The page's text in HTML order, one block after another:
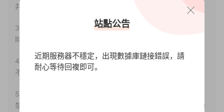
并合法使用。
3.如果本站有侵犯、不妥之處的資源，請聯系我們。将會第一
時間解決！
4.本站部分内容均由互聯網收集整理，僅供大家參考、學習，
不存在任何商業目的與商業用途。
5.本站提供的所有資源僅供參考學習使用，版權歸原著所有，
禁止下載本站資源參與任何商業和非法行爲，請于24小時之内
站點公告
近期服務器不穩定，出現數據庫鏈接錯誤，請
耐心等待回複即可。